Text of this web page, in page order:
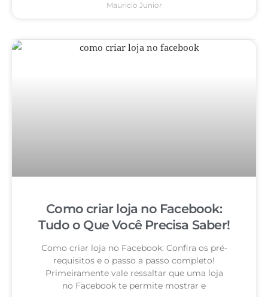
Mauricio Junior
Como criar loja no Facebook:
Tudo o Que Você Precisa Saber!
Como criar loja no Facebook: Confira os pré-
requisitos e o passo a passo completo!
Primeiramente vale ressaltar que uma loja
no Facebook te permite mostrar e